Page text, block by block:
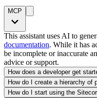
MCP
This assistant uses AI to
documentation. While it has
be incomplete or inaccurate
advice or support.
How does a developer get
How do I create a hierarchy of
How do I start using the